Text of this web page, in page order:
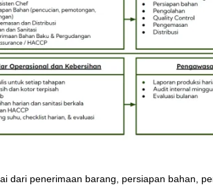
dari penerimaan barang, persiapan bahan,